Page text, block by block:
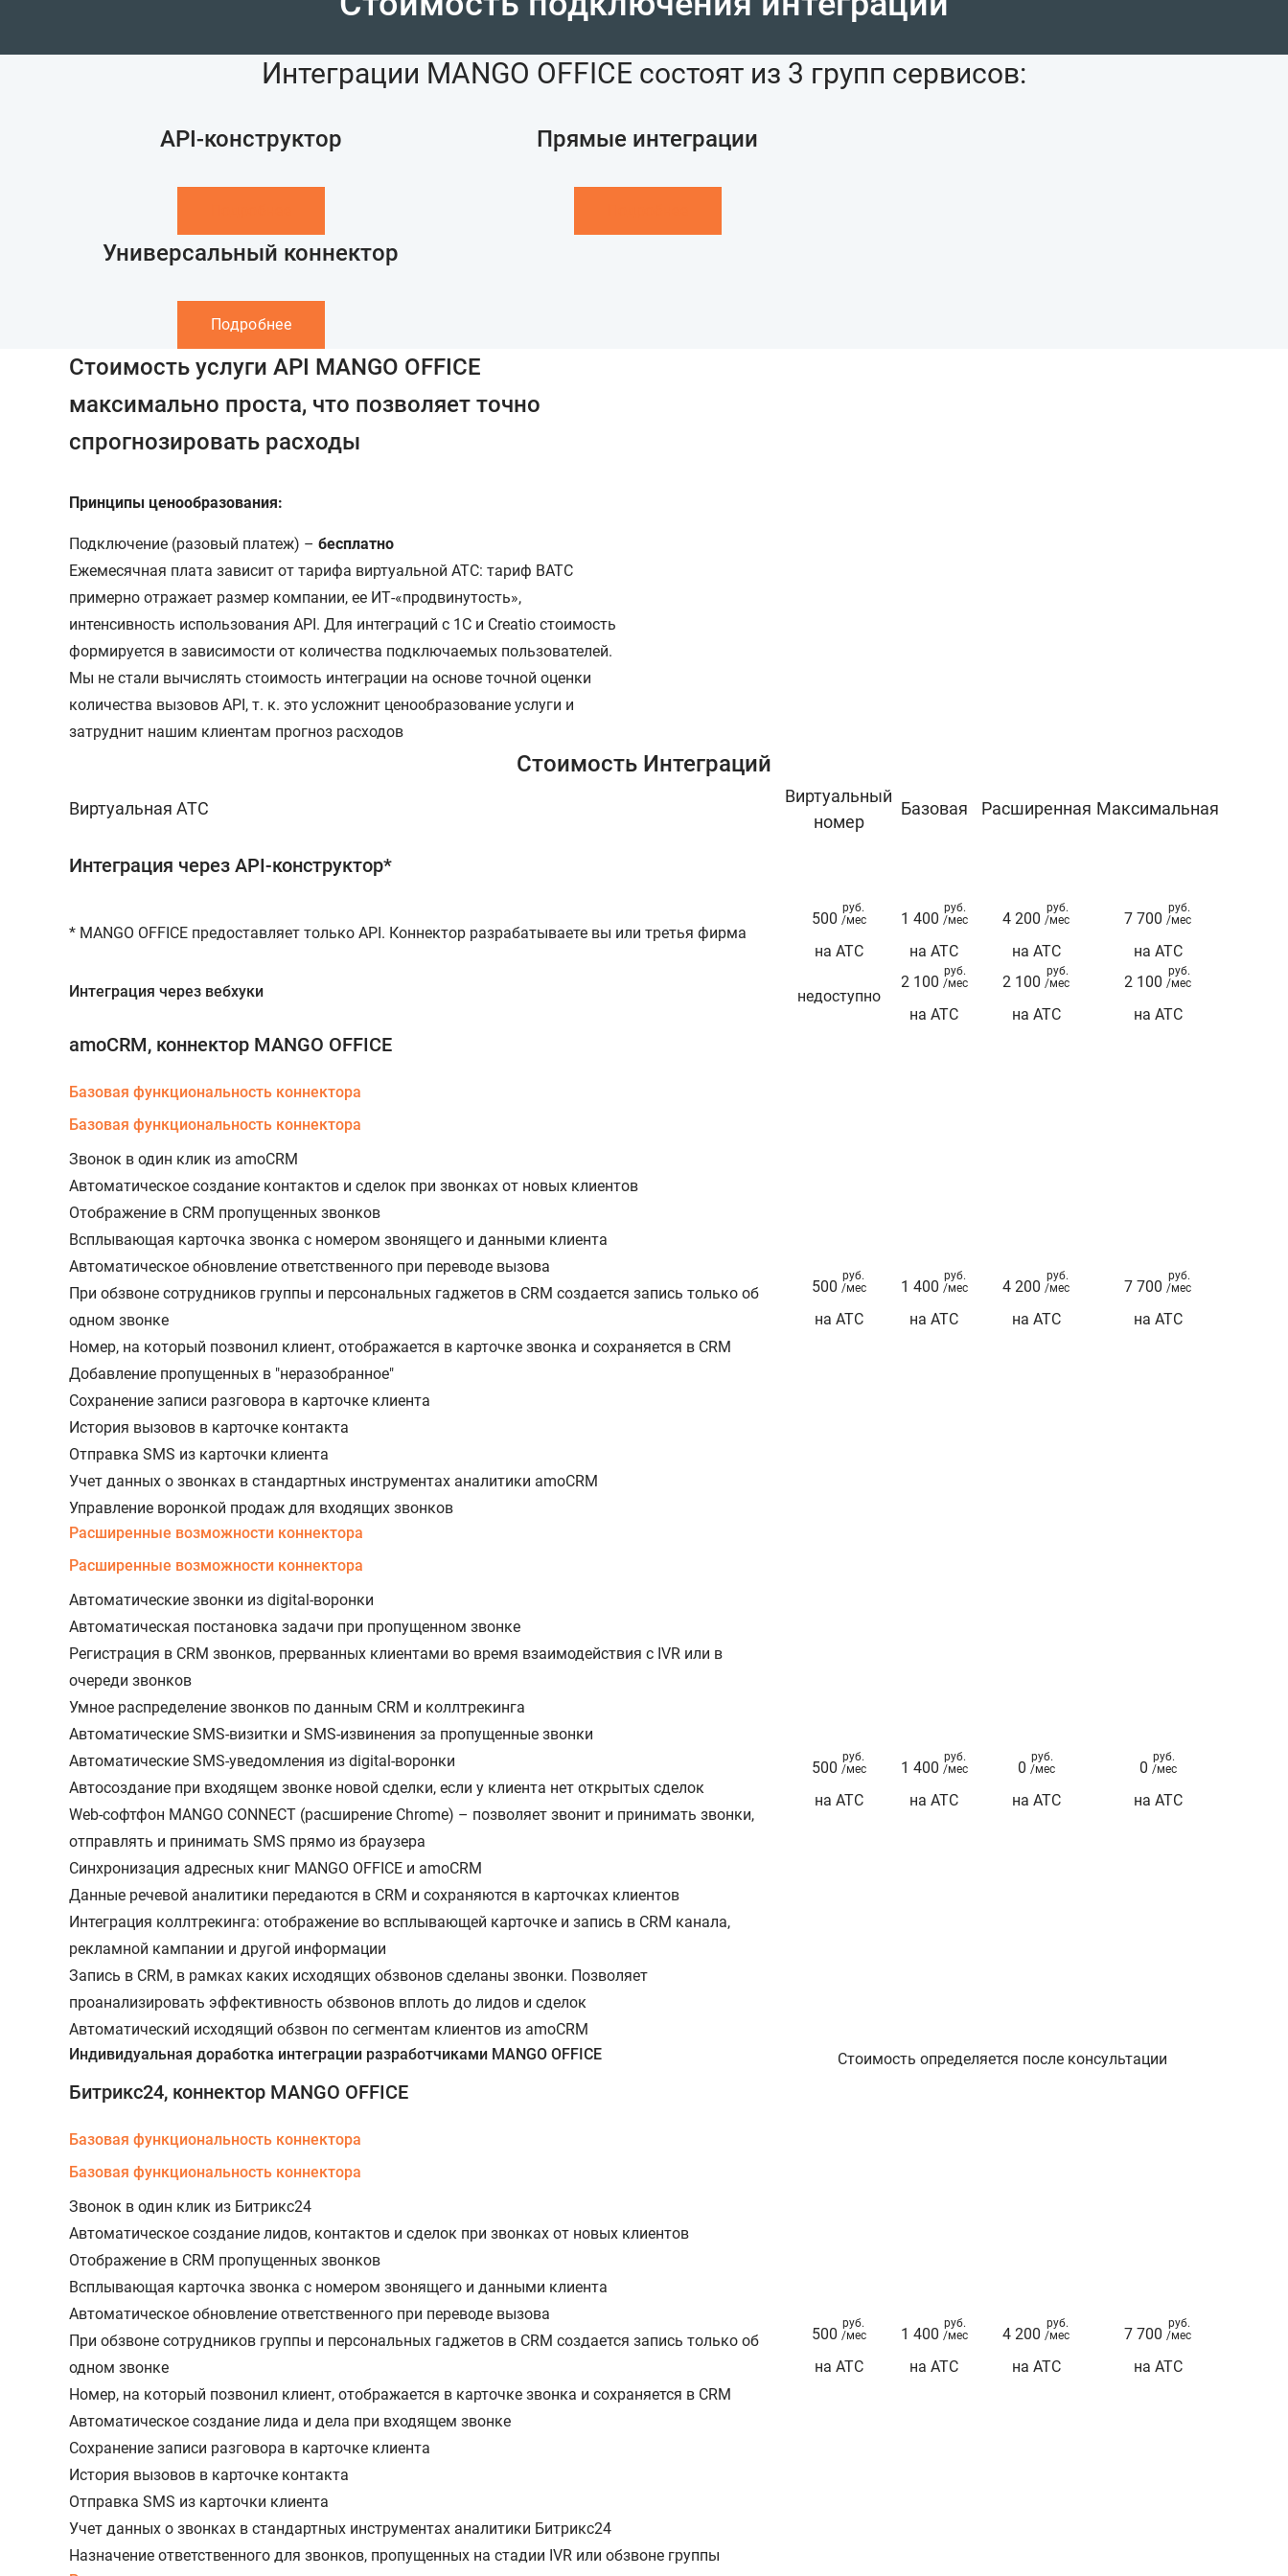
Интеграции MANGO OFFICE состоят из 3 групп сервисов:
API-конструктор Прямые интеграции
Универсальный коннектор
Подробнее
Стоимость услуги API MANGO OFFICE
максимально проста, что позволяет точно
спрогнозировать расходы
Принципы ценообразования:
Подключение (разовый платеж) – бесплатно
Ежемесячная плата зависит от тарифа виртуальной АТС: тариф ВАТС
примерно отражает размер компании, ее ИТ-«продвинутость»,
интенсивность использования API. Для интеграций с 1С и Creatio стоимость
формируется в зависимости от количества подключаемых пользователей.
Мы не стали вычислять стоимость интеграции на основе точной оценки
количества вызовов API, т. к. это усложнит ценообразование услуги и
затруднит нашим клиентам прогноз расходов
Стоимость Интеграций
Виртуальная АТС
Виртуальный
номер
Базовая Расширенная Максимальная
Интеграция через API-конструктор*
* MANGO OFFICE предоставляет только API. Коннектор разрабатываете вы или третья фирма
500
руб.
/мес
на АТС
1 400
руб.
/мес
на АТС
4 200
руб.
/мес
на АТС
7 700
руб.
/мес
на АТС
Интеграция через вебхуки недоступно
2 100
руб.
/мес
на АТС
2 100
руб.
/мес
на АТС
2 100
руб.
/мес
на АТС
amoCRM, коннектор MANGO OFFICE
Базовая функциональность коннектора
Базовая функциональность коннектора
Звонок в один клик из amoCRM
Автоматическое создание контактов и сделок при звонках от новых клиентов
Отображение в CRM пропущенных звонков
Всплывающая карточка звонка с номером звонящего и данными клиента
Автоматическое обновление ответственного при переводе вызова
При обзвоне сотрудников группы и персональных гаджетов в CRM создается запись только об
одном звонке
Номер, на который позвонил клиент, отображается в карточке звонка и сохраняется в CRM
Добавление пропущенных в "неразобранное"
Сохранение записи разговора в карточке клиента
История вызовов в карточке контакта
Отправка SMS из карточки клиента
Учет данных о звонках в стандартных инструментах аналитики amoCRM
Управление воронкой продаж для входящих звонков
500
руб.
/мес
на АТС
1 400
руб.
/мес
на АТС
4 200
руб.
/мес
на АТС
7 700
руб.
/мес
на АТС
Расширенные возможности коннектора
Расширенные возможности коннектора
Автоматические звонки из digital-воронки
Автоматическая постановка задачи при пропущенном звонке
Регистрация в CRM звонков, прерванных клиентами во время взаимодействия с IVR или в
очереди звонков
Умное распределение звонков по данным CRM и коллтрекинга
Автоматические SMS-визитки и SMS-извинения за пропущенные звонки
Автоматические SMS-уведомления из digital-воронки
Автосоздание при входящем звонке новой сделки, если у клиента нет открытых сделок
Web-софтфон MANGO CONNECT (расширение Chrome) – позволяет звонит и принимать звонки,
отправлять и принимать SMS прямо из браузера
Синхронизация адресных книг MANGO OFFICE и amoCRM
Данные речевой аналитики передаются в CRM и сохраняются в карточках клиентов
Интеграция коллтрекинга: отображение во всплывающей карточке и запись в CRM канала,
рекламной кампании и другой информации
Запись в CRM, в рамках каких исходящих обзвонов сделаны звонки. Позволяет
проанализировать эффективность обзвонов вплоть до лидов и сделок
Автоматический исходящий обзвон по сегментам клиентов из amoCRM
500
руб.
/мес
на АТС
1 400
руб.
/мес
на АТС
0
руб.
/мес
на АТС
0
руб.
/мес
на АТС
Индивидуальная доработка интеграции разработчиками MANGO OFFICE Стоимость определяется после консультации
Битрикс24, коннектор MANGO OFFICE
Базовая функциональность коннектора
Базовая функциональность коннектора
Звонок в один клик из Битрикс24
Автоматическое создание лидов, контактов и сделок при звонках от новых клиентов
Отображение в CRM пропущенных звонков
Всплывающая карточка звонка с номером звонящего и данными клиента
Автоматическое обновление ответственного при переводе вызова
При обзвоне сотрудников группы и персональных гаджетов в CRM создается запись только об
одном звонке
Номер, на который позвонил клиент, отображается в карточке звонка и сохраняется в CRM
Автоматическое создание лида и дела при входящем звонке
Сохранение записи разговора в карточке клиента
История вызовов в карточке контакта
Отправка SMS из карточки клиента
Учет данных о звонках в стандартных инструментах аналитики Битрикс24
Назначение ответственного для звонков, пропущенных на стадии IVR или обзвоне группы
500
руб.
/мес
на АТС
1 400
руб.
/мес
на АТС
4 200
руб.
/мес
на АТС
7 700
руб.
/мес
на АТС